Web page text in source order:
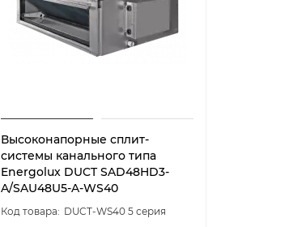
Высоконапорные сплит-
системы канального типа
Energolux DUCT SAD48HD3-
A/SAU48U5-A-WS40
DUCT-WS40 5 серия